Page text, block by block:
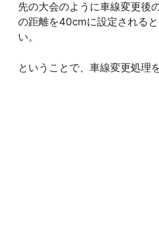
先の大会のように車線変更後
の距離を40cmに設定される
い。
ということで、車線変更処理